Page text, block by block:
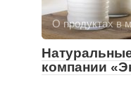
О продуктах в
компании